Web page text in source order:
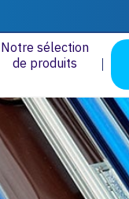
Notre sélection
de produits